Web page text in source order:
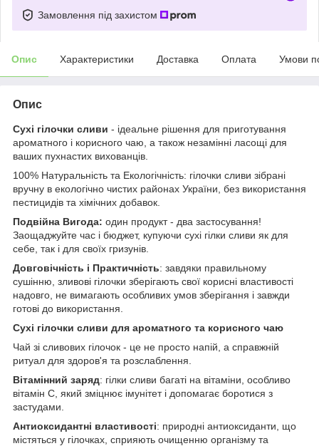
Замовлення під захистом
Опис Характеристики Доставка Оплата Умови
Опис
Сухі гілочки сливи - ідеальне рішення для приготування
ароматного і корисного чаю, а також незамінні ласощі для
ваших пухнастих вихованців.
100% Натуральність та Екологічність: гілочки сливи зібрані
вручну в екологічно чистих районах України, без використання
пестицидів та хімічних добавок.
Подвійна Вигода: один продукт - два застосування!
Заощаджуйте час і бюджет, купуючи сухі гілки сливи як для
себе, так і для своїх гризунів.
Довговічність і Практичність: завдяки правильному
сушінню, зливові гілочки зберігають свої корисні властивості
надовго, не вимагають особливих умов зберігання і завжди
готові до використання.
Сухі гілочки сливи для ароматного та корисного чаю
Чай зі сливових гілочок - це не просто напій, а справжній
ритуал для здоров'я та розслаблення.
Вітамінний заряд: гілки сливи багаті на вітаміни, особливо
вітамін С, який зміцнює імунітет і допомагає боротися з
застудами.
Антиоксидантні властивості: природні антиоксиданти, що
містяться у гілочках, сприяють очищенню організму та